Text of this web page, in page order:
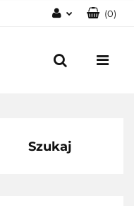
Zarejestruj się
(0)
Szukaj